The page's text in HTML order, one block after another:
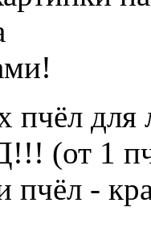
для
(от 1
пчёл -